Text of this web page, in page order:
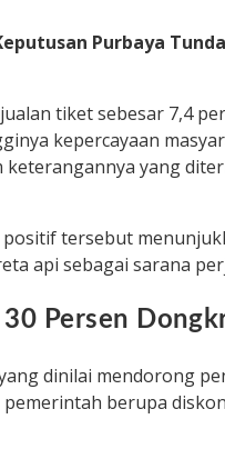
Purbaya
tiket sebesar 7,4
kepercayaan
keterangannya yang
tersebut
api sebagai sarana
30 Persen
dinilai mendorong
berupa